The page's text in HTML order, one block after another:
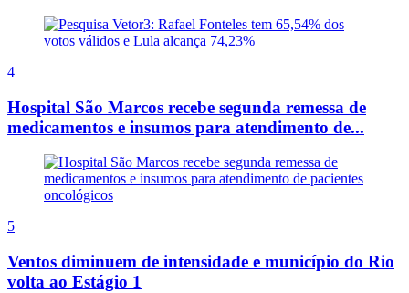
4
Hospital São Marcos recebe segunda remessa de
medicamentos e insumos para atendimento de...
5
Ventos diminuem de intensidade e município do Rio
volta ao Estágio 1